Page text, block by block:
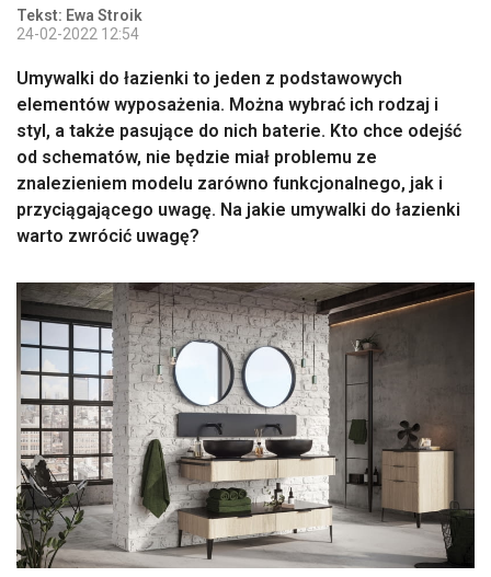
Tekst: Ewa Stroik
24-02-2022 12:54
Umywalki do łazienki to jeden z podstawowych
elementów wyposażenia. Można wybrać ich rodzaj i
styl, a także pasujące do nich baterie. Kto chce odejść
od schematów, nie będzie miał problemu ze
znalezieniem modelu zarówno funkcjonalnego, jak i
przyciągającego uwagę. Na jakie umywalki do łazienki
warto zwrócić uwagę?